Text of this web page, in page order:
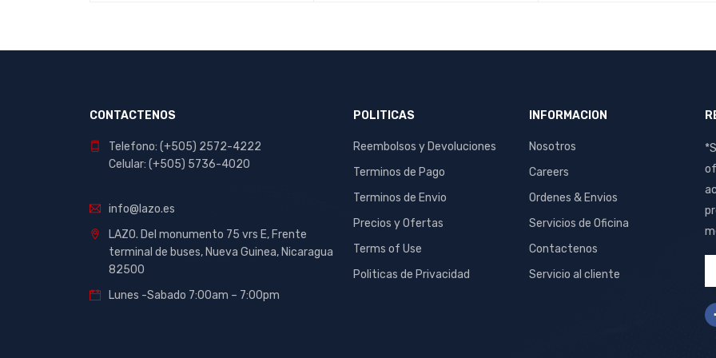
CONTACTENOS
Telefono: (+505) 2572-4222
Celular: (+505) 5736-4020
info@lazo.es
LAZO. Del monumento 75 vrs E, Frente
terminal de buses, Nueva Guinea, Nicaragua
82500
Lunes -Sabado 7:00am – 7:00pm
POLITICAS
Reembolsos y Devoluciones
Terminos de Pago
Terminos de Envio
Precios y Ofertas
Terms of Use
Politicas de Privacidad
INFORMACION
Nosotros
Careers
Ordenes & Envios
Servicios de Oficina
Contactenos
Servicio al cliente